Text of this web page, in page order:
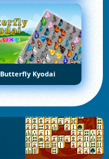
Butterfly Kyodai